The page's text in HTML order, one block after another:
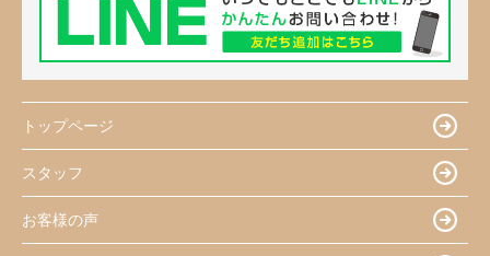
トップページ
スタッフ
お客様の声